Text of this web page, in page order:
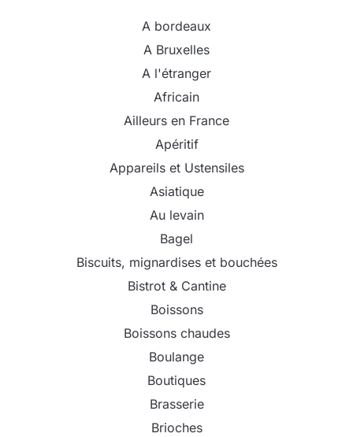
A bordeaux
A Bruxelles
A l'étranger
Africain
Ailleurs en France
Apéritif
Appareils et Ustensiles
Asiatique
Au levain
Bagel
Biscuits, mignardises et bouchées
Bistrot & Cantine
Boissons
Boissons chaudes
Boulange
Boutiques
Brasserie
Brioches